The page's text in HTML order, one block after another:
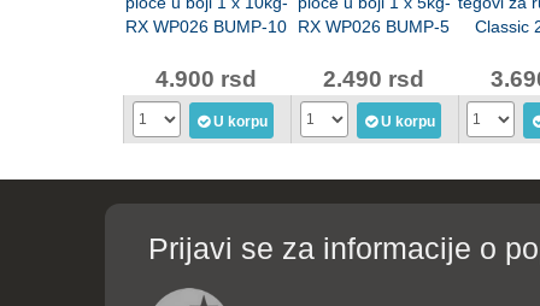
RX WP026 BUMP-10
4.900 rsd
U korpu
RX WP026 BUMP-5
2.490 rsd
U korpu
Classic
Prijavi se za informacije o